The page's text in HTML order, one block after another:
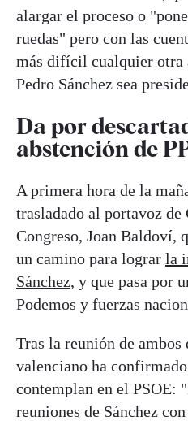
alargar el proceso o
ruedas" pero con las
más difícil cualquier otra
Pedro Sánchez sea
Da por
abstención de
A primera hora de la
trasladado al portavoz de
Congreso, Joan Baldoví,
un camino para lograr la
Sánchez, y que pasa por
Podemos y fuerzas
Tras la reunión de
valenciano ha
contemplan en el PSOE:
reuniones de Sánchez